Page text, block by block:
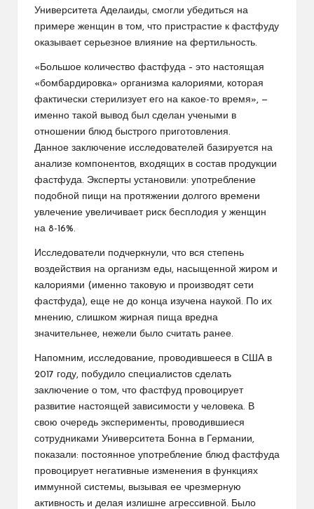
Университета Аделаиды, смогли убедиться на
примере женщин в том, что пристрастие к фастфуду
оказывает серьезное влияние на фертильность.
«Большое количество фастфуда – это настоящая
«бомбардировка» организма калориями, которая
фактически стерилизует его на какое-то время», —
именно такой вывод был сделан учеными в
отношении блюд быстрого приготовления.
Данное заключение исследователей базируется на
анализе компонентов, входящих в состав продукции
фастфуда. Эксперты установили: употребление
подобной пищи на протяжении долгого времени
увлечение увеличивает риск бесплодия у женщин
на 8-16%.
Исследователи подчеркнули, что вся степень
воздействия на организм еды, насыщенной жиром и
калориями (именно таковую и производят сети
фастфуда), еще не до конца изучена наукой. По их
мнению, слишком жирная пища вредна
значительнее, нежели было считать ранее.
Напомним, исследование, проводившееся в США в
2017 году, побудило специалистов сделать
заключение о том, что фастфуд провоцирует
развитие настоящей зависимости у человека. В
свою очередь эксперименты, проводившиеся
сотрудниками Университета Бонна в Германии,
показали: постоянное употребление блюд фастфуда
провоцирует негативные изменения в функциях
иммунной системы, вызывая ее чрезмерную
активность и делая излишне агрессивной. Было